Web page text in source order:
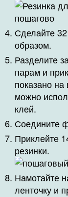
Сделайте
образом.
Разделите
парам и
показано
можно
клей.
Соедините
Приклейте
резинки.
Намотайте
ленточку и